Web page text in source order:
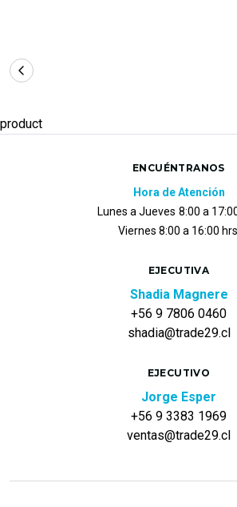
product
ENCUÉNTRANOS
Hora de Atención
Lunes a Jueves 8:00 a
Viernes 8:00 a 16:00
EJECUTIVA
Shadia Magnere
+56 9 7806 0460
shadia@trade29.cl
EJECUTIVO
Jorge Esper
+56 9 3383 1969
ventas@trade29.cl